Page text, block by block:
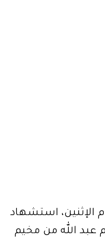
الإثنين، استشهاد
عبد الله من مخيم